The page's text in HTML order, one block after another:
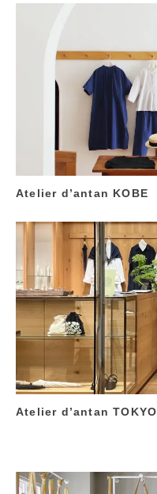
Atelier d’antan KOBE
Atelier d’antan TOKYO